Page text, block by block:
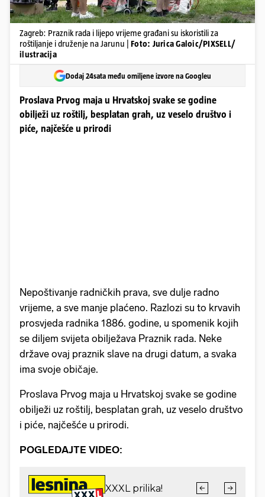
Zagreb: Praznik rada i lijepo vrijeme građani su iskoristili za
roštiljanje i druženje na Jarunu | Foto: Jurica Galoic/PIXSELL/
ilustracija
Dodaj 24sata među omiljene izvore na Googleu
Proslava Prvog maja u Hrvatskoj svake se godine
obilježi uz roštilj, besplatan grah, uz veselo društvo i
piće, najčešće u prirodi
Nepoštivanje radničkih prava, sve dulje radno
vrijeme, a sve manje plaćeno. Razlozi su to krvavih
prosvjeda radnika 1886. godine, u spomenik kojih
se diljem svijeta obilježava Praznik rada. Neke
države ovaj praznik slave na drugi datum, a svaka
ima svoje običaje.
Proslava Prvog maja u Hrvatskoj svake se godine
obilježi uz roštilj, besplatan grah, uz veselo društvo
i piće, najčešće u prirodi.
POGLEDAJTE VIDEO: